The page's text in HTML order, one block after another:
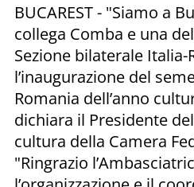
BUCAREST - "Siamo a
collega Comba e una
Sezione bilaterale
l’inaugurazione del
Romania dell’anno
dichiara il Presidente
cultura della Camera
"Ringrazio